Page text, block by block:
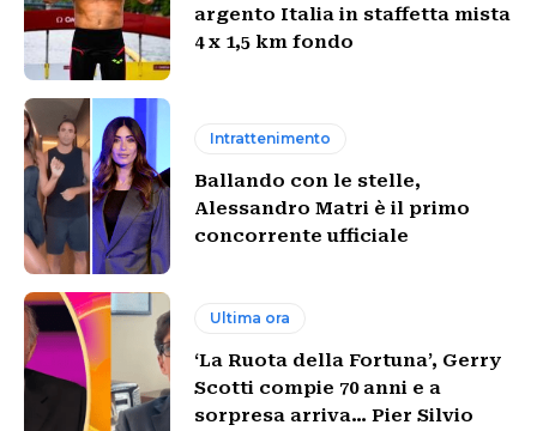
argento Italia in staffetta mista
4 x 1,5 km fondo
Intrattenimento
Ballando con le stelle,
Alessandro Matri è il primo
concorrente ufficiale
Ultima ora
‘La Ruota della Fortuna’, Gerry
Scotti compie 70 anni e a
sorpresa arriva… Pier Silvio